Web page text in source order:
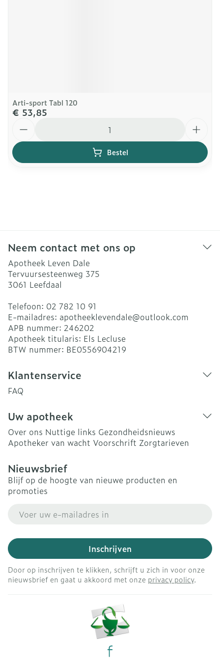
Arti-sport Tabl 120
€ 53,85
Bestel
Neem contact met ons op
Apotheek Leven Dale
Tervuursesteenweg 375
3061 Leefdaal
Telefoon: 02 782 10 91
E-mailadres: apotheeklevendale@outlook.com
APB nummer: 246202
Apotheek titularis: Els Lecluse
BTW nummer: BE0556904219
Klantenservice
FAQ
Uw apotheek
Over ons Nuttige links Gezondheidsnieuws
Apotheker van wacht Voorschrift Zorgtarieven
Nieuwsbrief
Blijf op de hoogte van nieuwe producten en
promoties
Inschrijven
Door op inschrijven te klikken, schrijft u zich in voor onze
nieuwsbrief en gaat u akkoord met onze privacy policy.